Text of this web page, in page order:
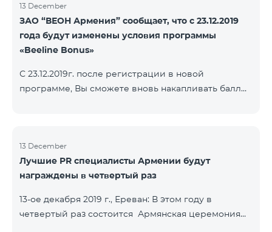
13 December
ЗАО “ВЕОН Армения” сообщает, что с 23.12.2019
года будут изменены условия программы
«Beeline Bonus»
С 23.12.2019г. после регистрации в новой
программе, Вы сможете вновь накапливать баллы
декабря 2019г. Абоненты статусов Gold и VIP
перейдут в новую программу со своим статусом.
При регистрации в новой программе абоненты
новой бонусной программы.
13 December
Лучшие PR специалисты Армении будут
награждены в четвертый раз
13-ое декабря 2019 г., Ереван: В этом году в
четвертый раз состоится Армянская церемония